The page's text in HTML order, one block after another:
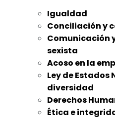
Igualdad
Conciliación y
Comunicación
sexista
Acoso en la
Ley de Estados
diversidad
Derechos
Ética e